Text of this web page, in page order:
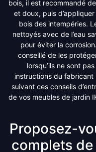
bois, il est recommandé
et doux, puis
bois des intempéries.
nettoyés avec de l’eau
pour éviter la
conseillé de les
lorsqu’ils ne sont
instructions du fabricant
suivant ces conseils
de vos meubles de jardin
Proposez-
complets